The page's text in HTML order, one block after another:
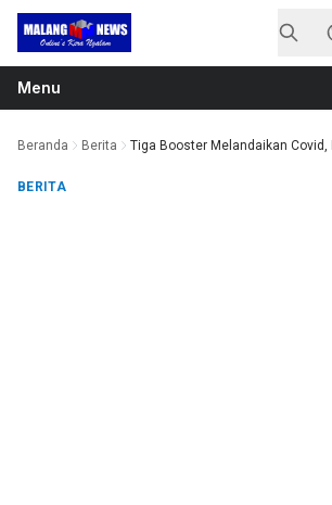
Langsung ke konten
Menu
Beranda Berita Tiga Booster Melandaikan Covid,
BERITA